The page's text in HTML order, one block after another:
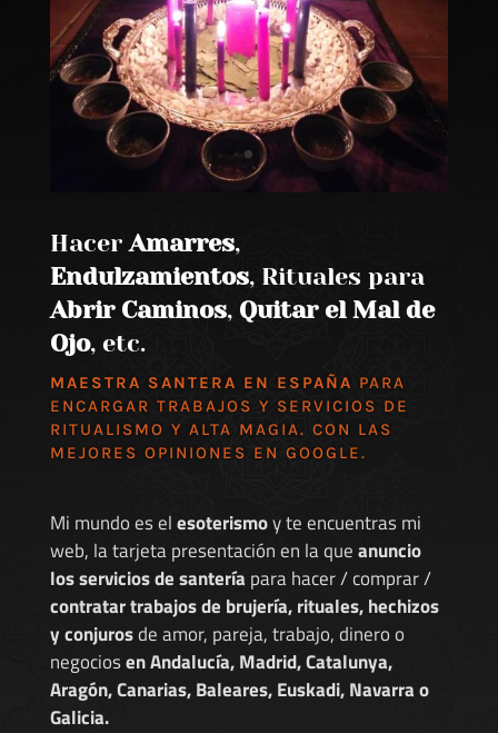
Hacer Amarres,
Endulzamientos, Rituales para
Abrir Caminos, Quitar el Mal de
Ojo, etc.
MAESTRA SANTERA EN ESPAÑA PARA
ENCARGAR TRABAJOS Y SERVICIOS DE
RITUALISMO Y ALTA MAGIA. CON LAS
MEJORES OPINIONES EN GOOGLE.
Mi mundo es elesoterismoy te encuentras mi
web, la tarjeta presentación en la queanuncio
los servicios de santería para hacer / comprar /
contratar trabajos de brujería, rituales, hechizos
y conjurosde amor, pareja, trabajo, dinero o
negociosen Andalucía, Madrid, Catalunya,
Aragón, Canarias, Baleares, Euskadi, Navarra o
Galicia.